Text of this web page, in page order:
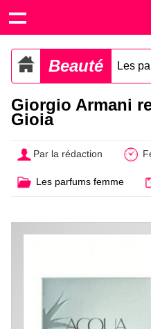
Beauté Les
Giorgio Armani
Gioia
Par la rédaction
Les parfums femme